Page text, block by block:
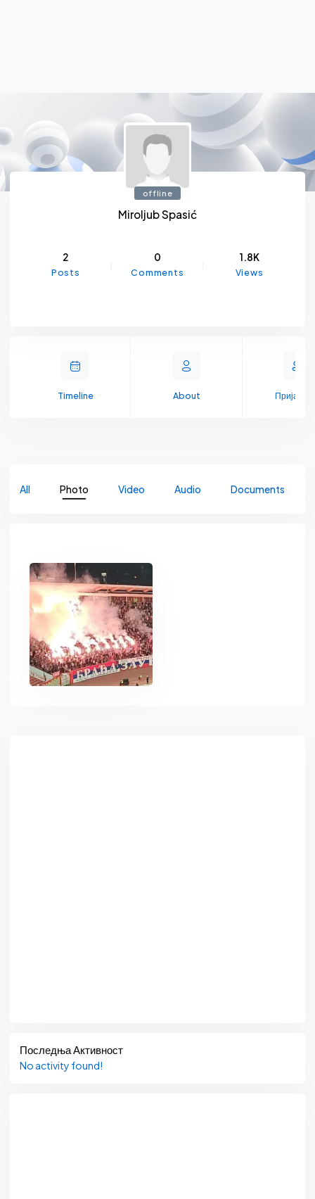
offline
Miroljub Spasić
2
Posts
0
Comments
1.8K
Views
Timeline About
All Photo Video Audio Documents
Последња Активност
No activity found!